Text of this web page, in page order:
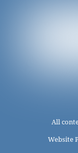
All
Website